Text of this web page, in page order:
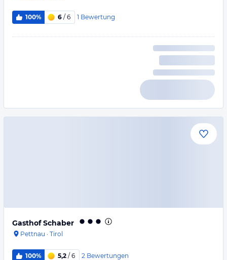
100% 6 / 6 1 Bewertung
Gasthof Schaber
Pettnau · Tirol
100% 5,2 / 6 2 Bewertungen